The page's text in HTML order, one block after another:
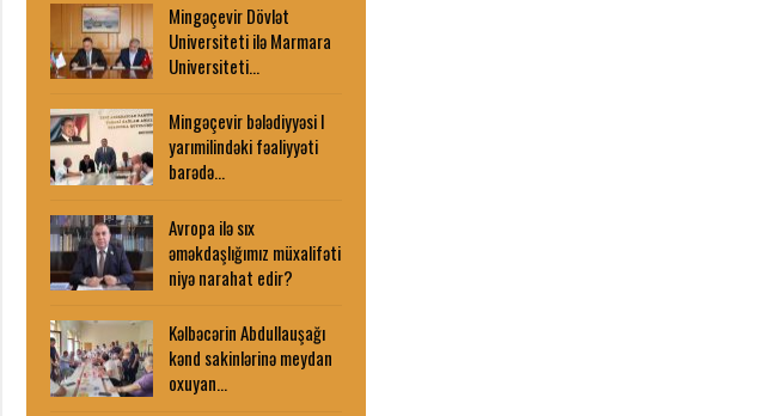
Mingəçevir Dövlət
Universiteti ilə Marmara
Universiteti…
Mingəçevir bələdiyyəsi I
yarımilindəki fəaliyyəti
barədə…
Avropa ilə sıx
əməkdaşlığımız müxalifəti
niyə narahat edir?
Kəlbəcərin Abdullauşağı
kənd sakinlərinə meydan
oxuyan…